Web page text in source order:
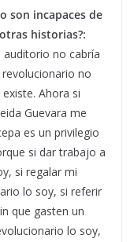
son incapaces de
historias?:
auditorio no cabría
no
Ahora si
Guevara me
es un privilegio
si dar trabajo a
si regalar mi
lo soy, si referir
que gasten un
lo soy,